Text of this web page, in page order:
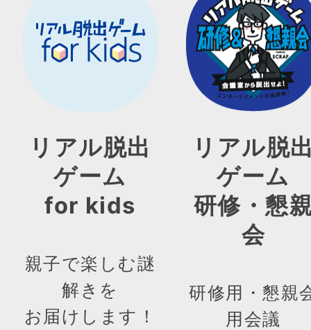
リアル脱出
ゲーム
for kids
親子で楽しむ謎
解きを
お届けします！
リアル脱
ゲーム
研修・懇
会
研修用・懇親
用会議